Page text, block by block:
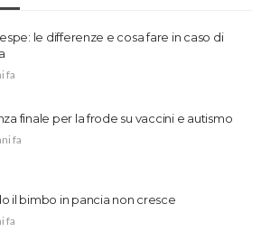
le differenze e cosa fare in caso di
fa
finale per la frode su vaccini e autismo
fa
il bimbo in pancia non cresce
fa